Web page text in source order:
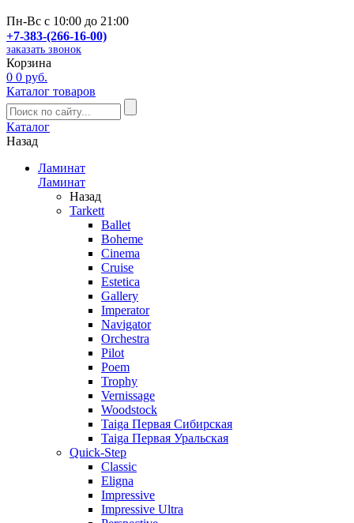
Пн-Вс с 10:00 до 21:00
+7-383-(266-16-00)
заказать звонок
Корзина
0 0 руб.
Каталог товаров
Каталог
Назад
Ламинат
Ламинат
Назад
Tarkett
Ballet
Boheme
Cinema
Cruise
Estetica
Gallery
Imperator
Navigator
Orchestra
Pilot
Poem
Trophy
Vernissage
Woodstock
Taiga Первая Сибирская
Taiga Первая Уральская
Quick-Step
Classic
Eligna
Impressive
Impressive Ultra